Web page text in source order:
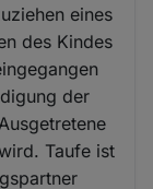
eines
des Kindes
der
Taufe ist